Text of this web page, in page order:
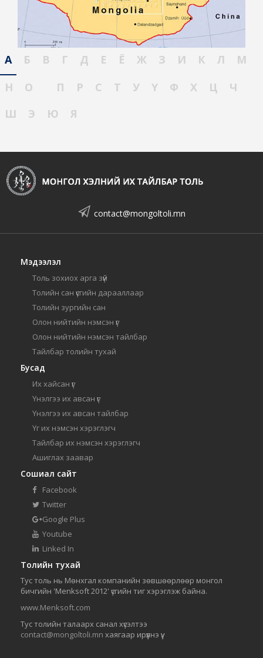
А Б В Г Д Е Ё Ж З И К Л
М
Н
О П Р С Т У Ү Ф Х Ц
Ч
Ш
Э Ю Я
contact@mongoltoli.mn
Мэдээлэл
Толь зохиох арга зүй
Толийн сан үсгийн дарааллаар
Толийн зургийн сан
Олон нийтийн нэмсэн үг
Олон нийтийн нэмсэн тайлбар
Тайлбар толийн тухай
Бусад
Их хайсан үг
Үнэлгээ их авсан үг
Үнэлгээ их авсан тайлбар
Үг их нэмсэн хэрэглэгч
Тайлбар их нэмсэн хэрэглэгч
Ашиглах заавар
Сошиал сайт
Facebook
Twitter
Google Plus
Youtube
Linked In
Толийн тухай
Тус толь нь Мөнхгал компанийн зөвшөөрлөөр монгол
бичгийн 'Menksoft 2012' үсгийн тиг хэрэглэж байна.
www.Menksoft.com
Тус толийн талаарх санал хүсэлтээ
contact@mongoltoli.mn хаягаар ирүүлнэ үү.